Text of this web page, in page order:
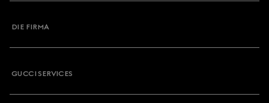
DIE FIRMA
GUCCI SERVICES